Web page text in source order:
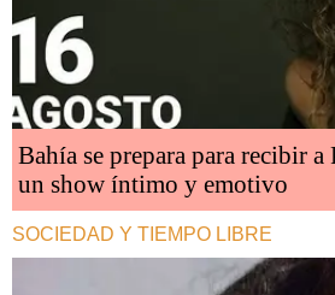
Bahía se prepara para recibir a
un show íntimo y emotivo
SOCIEDAD Y TIEMPO LIBRE